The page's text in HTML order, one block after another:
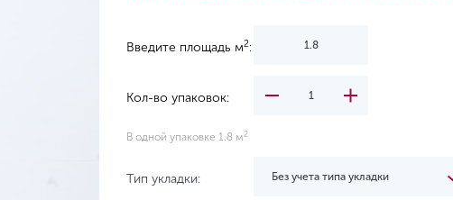
Введите площадь м2:
Кол-во упаковок:
В одной упаковке 1.8 м 2
Тип укладки: Без учета типа укладки